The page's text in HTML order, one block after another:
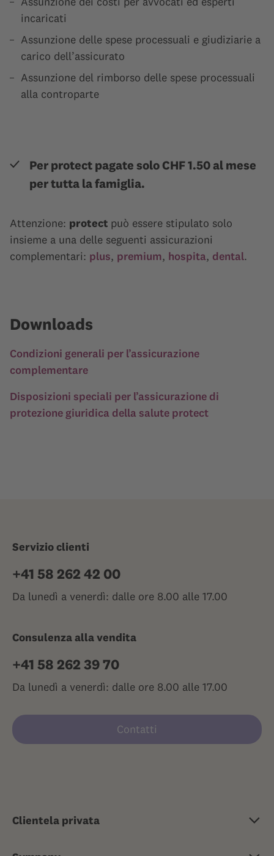
incaricati
Assunzione delle spese processuali e giudiziarie a
carico dell’assicurato
Assunzione del rimborso delle spese processuali
alla controparte
Per protect pagate solo CHF 1.50 al mese
per tutta la famiglia.
Attenzione: protect può essere stipulato solo
insieme a una delle seguenti assicurazioni
complementari: plus, premium, hospita, dental.
Downloads
Condizioni generali per l’assicurazione
complementare
Disposizioni speciali per l’assicurazione di
protezione giuridica della salute protect
Servizio clienti
+41 58 262 42 00
Da lunedì a venerdì: dalle ore 8.00 alle 17.00
Consulenza alla vendita
+41 58 262 39 70
Da lunedì a venerdì: dalle ore 8.00 alle 17.00
Contatti
Clientela privata